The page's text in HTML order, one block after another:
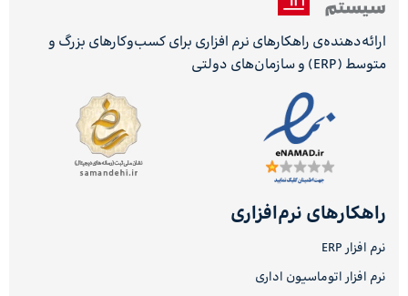
ارائه‌دهنده‌ی راهکارهای نرم افزاری برای کسب‌وکارهای بزرگ و
متوسط (ERP) و سازمان‌های دولتی
راهکارهای نرم‌افزاری
نرم افزار ERP
نرم افزار اتوماسیون اداری